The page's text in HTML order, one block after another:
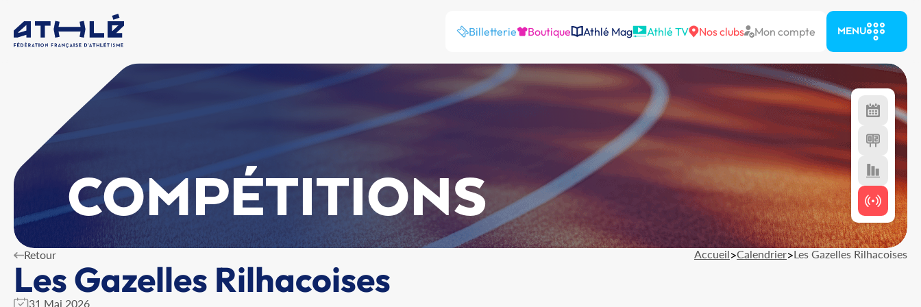
Billetterie Boutique Athlé Mag Athlé TV Nos clubs Mon compte MENU
COMPÉTITIONS
Retour Accueil>Calendrier>Les Gazelles Rilhacoises
Les Gazelles Rilhacoises
31 Mai 2026